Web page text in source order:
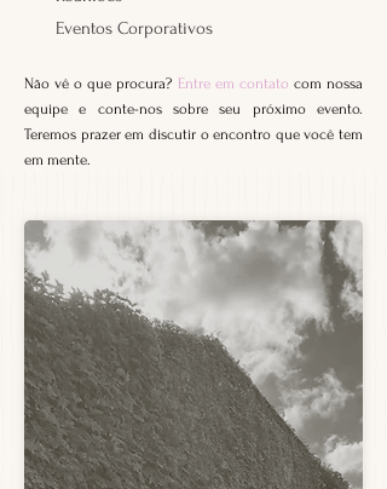
Eventos Corporativos
Não vê o que procura? Entre em contato com nossa
equipe e conte-nos sobre seu próximo evento.
Teremos prazer em discutir o encontro que você tem
em mente.